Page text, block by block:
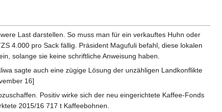
Last darstellen. So muss man für ein verkauftes Huhn oder
4.000 pro Sack fällig. Präsident Magufuli befahl, diese lokalen
solange sie keine schriftliche Anweisung haben.
sagte auch eine zügige Lösung der unzähligen Landkonflikte
16]
Positiv wirke sich der neu eingerichtete Kaffee-Fonds
2015/16 717 t Kaffeebohnen.